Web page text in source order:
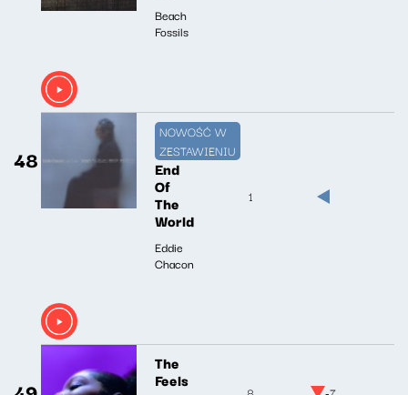
Beach
Fossils
48
NOWOŚĆ W
ZESTAWIENIU
End
Of
The
World
Eddie
Chacon
1
The
Feels